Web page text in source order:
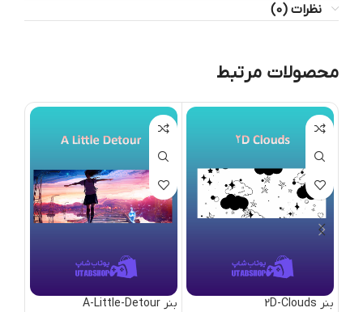
نظرات (0)
محصولات مرتبط
بنر 2D-Clouds بنر A-Little-Detour